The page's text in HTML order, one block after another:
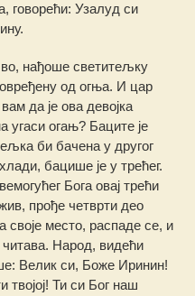
говорећи: Узалуд си
нађоше светитељку
од огња. И цар
да је ова девојка
угаси огањ? Баците је
би бачена у другог
бацише је у трећег.
Бога овај трећи
прође четврти део
своје место, распаде се, и
Народ, видећи
Велик си, Боже Иринин!
твојој! Ти си Бог наш